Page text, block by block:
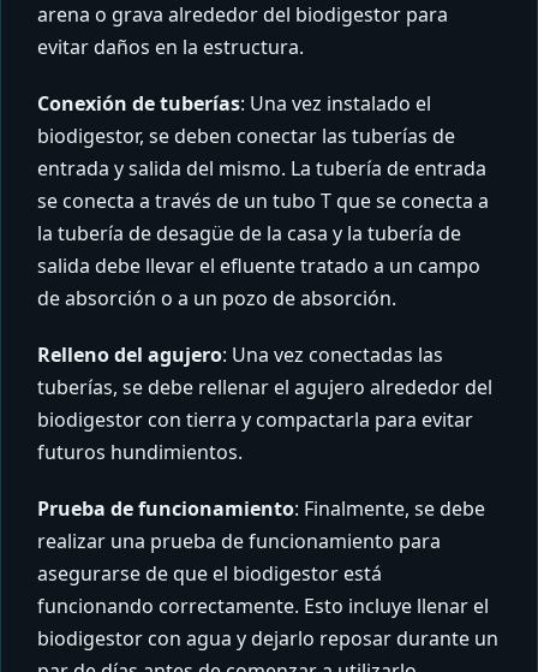
arena o grava alrededor del biodigestor para
evitar daños en la estructura.
Conexión de tuberías: Una vez instalado el
biodigestor, se deben conectar las tuberías de
entrada y salida del mismo. La tubería de entrada
se conecta a través de un tubo T que se conecta a
la tubería de desagüe de la casa y la tubería de
salida debe llevar el efluente tratado a un campo
de absorción o a un pozo de absorción.
Relleno del agujero: Una vez conectadas las
tuberías, se debe rellenar el agujero alrededor del
biodigestor con tierra y compactarla para evitar
futuros hundimientos.
Prueba de funcionamiento: Finalmente, se debe
realizar una prueba de funcionamiento para
asegurarse de que el biodigestor está
funcionando correctamente. Esto incluye llenar el
biodigestor con agua y dejarlo reposar durante un